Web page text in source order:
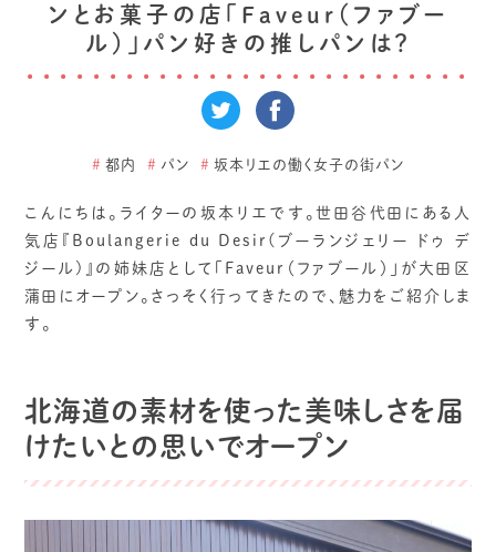
ンとお菓子の店「Faveur（ファブー
ル）」パン好きの推しパンは？
# 都内 # パン # 坂本リエの働く女子の街パン
こんにちは。ライターの坂本リエです。世田谷代田にある人
気店『Boulangerie du Desir(ブーランジェリー ドゥ デ
ジール)』の姉妹店として「Faveur（ファブール）」が大田区
蒲田にオープン。さっそく行ってきたので、魅力をご紹介しま
す。
北海道の素材を使った美味しさを届
けたいとの思いでオープン